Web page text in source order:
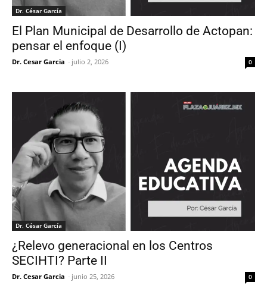
Dr. César García
El Plan Municipal de Desarrollo de Actopan:
pensar el enfoque (I)
Dr. Cesar Garcia - julio 2, 2026 0
Dr. César García
¿Relevo generacional en los Centros
SECIHTI? Parte II
Dr. Cesar Garcia - junio 25, 2026 0